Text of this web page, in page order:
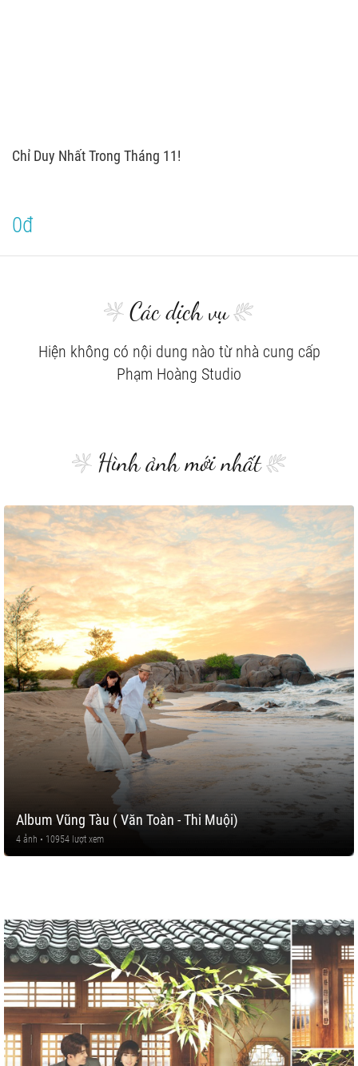
Chỉ Duy Nhất Trong Tháng 11!
0đ
Các dịch vụ
Hiện không có nội dung nào từ nhà cung cấp
Phạm Hoàng Studio
Hình ảnh mới nhất
Album Vũng Tàu ( Văn Toàn - Thi Muội)
4 ảnh • 10954 lượt xem